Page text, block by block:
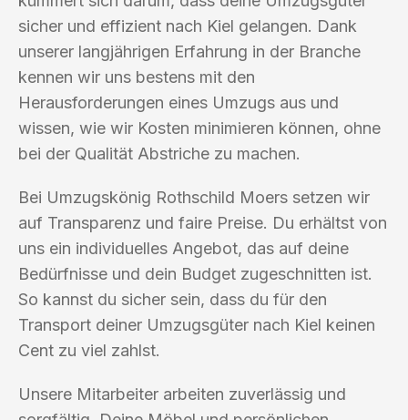
sicher und effizient nach Kiel gelangen. Dank
unserer langjährigen Erfahrung in der Branche
kennen wir uns bestens mit den
Herausforderungen eines Umzugs aus und
wissen, wie wir Kosten minimieren können, ohne
bei der Qualität Abstriche zu machen.
Bei Umzugskönig Rothschild Moers setzen wir
auf Transparenz und faire Preise. Du erhältst von
uns ein individuelles Angebot, das auf deine
Bedürfnisse und dein Budget zugeschnitten ist.
So kannst du sicher sein, dass du für den
Transport deiner Umzugsgüter nach Kiel keinen
Cent zu viel zahlst.
Unsere Mitarbeiter arbeiten zuverlässig und